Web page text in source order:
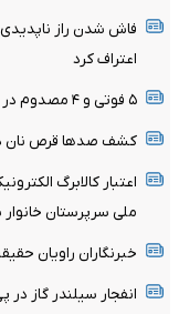
فاش شدن راز
اعتراف کرد
۵ فوتی و ۴ مصدوم در دو سانحه مرگبار محورهای خرمشهر
کشف صدها قرص نان
اعتبار کالابرگ
ملی سرپرستان
خبرنگاران راویان
انفجار سیلندر گاز